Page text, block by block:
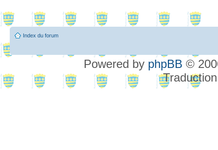
Index du forum
Powered by phpBB ©